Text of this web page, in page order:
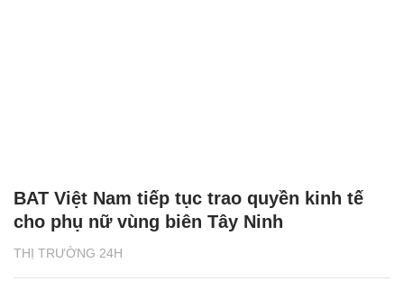
THỊ TRƯỜNG 24H
BAT Việt Nam tiếp tục trao quyền kinh tế
cho phụ nữ vùng biên Tây Ninh